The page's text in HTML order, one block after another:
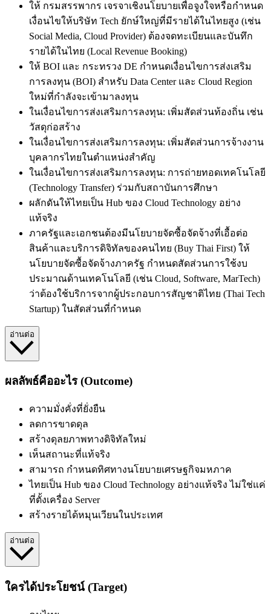
ให้ กรมสรรพากร เจรจาเชิงนโยบายเพื่อจูงใจหรือกำหนด
เงื่อนไขให้บริษัท Tech ยักษ์ใหญ่ที่มีรายได้ในไทยสูง (เช่น
Social Media, Cloud Provider) ต้องจดทะเบียนและบันทึก
รายได้ในไทย (Local Revenue Booking)
ให้ BOI และ กระทรวง DE กำหนดเงื่อนไขการส่งเสริม
การลงทุน (BOI) สำหรับ Data Center และ Cloud Region
ใหม่ที่กำลังจะเข้ามาลงทุน
ในเงื่อนไขการส่งเสริมการลงทุน: เพิ่มสัดส่วนท้องถิ่น เช่น
วัสดุก่อสร้าง
ในเงื่อนไขการส่งเสริมการลงทุน: เพิ่มสัดส่วนการจ้างงาน
บุคลากรไทยในตำแหน่งสำคัญ
ในเงื่อนไขการส่งเสริมการลงทุน: การถ่ายทอดเทคโนโลยี
(Technology Transfer) ร่วมกับสถาบันการศึกษา
ผลักดันให้ไทยเป็น Hub ของ Cloud Technology อย่าง
แท้จริง
ภาครัฐและเอกชนต้องมีนโยบายจัดซื้อจัดจ้างที่เอื้อต่อ
สินค้าและบริการดิจิทัลของคนไทย (Buy Thai First) ให้
นโยบายจัดซื้อจัดจ้างภาครัฐ กำหนดสัดส่วนการใช้งบ
ประมาณด้านเทคโนโลยี (เช่น Cloud, Software, MarTech)
ว่าต้องใช้บริการจากผู้ประกอบการสัญชาติไทย (Thai Tech
Startup) ในสัดส่วนที่กำหนด
อ่านต่อ
ผลลัพธ์คืออะไร (Outcome)
ความมั่งคั่งที่ยั่งยืน
ลดการขาดดุล
สร้างดุลยภาพทางดิจิทัลใหม่
เห็นสถานะที่แท้จริง
สามารถ กำหนดทิศทางนโยบายเศรษฐกิจมหภาค
ไทยเป็น Hub ของ Cloud Technology อย่างแท้จริง ไม่ใช่แค่
ที่ตั้งเครื่อง Server
สร้างรายได้หมุนเวียนในประเทศ
อ่านต่อ
ใครได้ประโยชน์ (Target)